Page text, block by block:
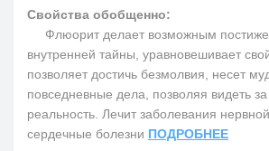
Свойства обобщенно:
Флюорит делает возможным
внутренней тайны, уравновешивает
позволяет достичь безмолвия, несет
повседневные дела, позволяя видеть
реальность. Лечит заболевания
сердечные болезни ПОДРОБНЕЕ